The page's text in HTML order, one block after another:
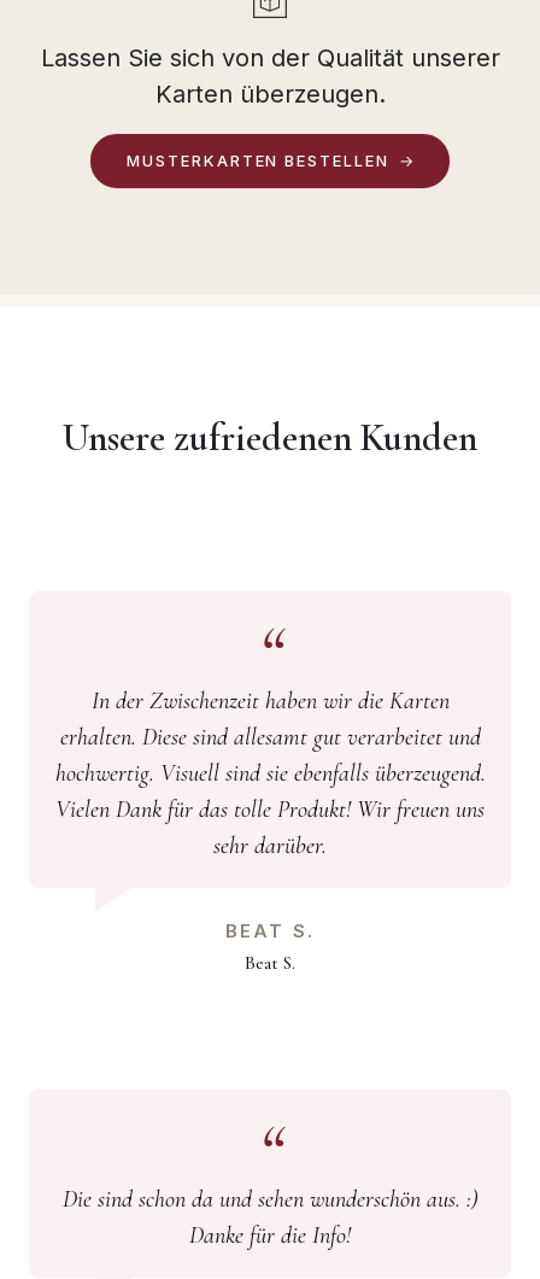
Lassen Sie sich von der Qualität unserer
Karten überzeugen.
MUSTERKARTEN BESTELLEN
Unsere zufriedenen Kunden
In der Zwischenzeit haben wir die Karten
erhalten. Diese sind allesamt gut verarbeitet und
hochwertig. Visuell sind sie ebenfalls überzeugend.
Vielen Dank für das tolle Produkt! Wir freuen uns
sehr darüber.
BEAT S.
Beat S.
Die sind schon da und sehen wunderschön aus. :)
Danke für die Info!